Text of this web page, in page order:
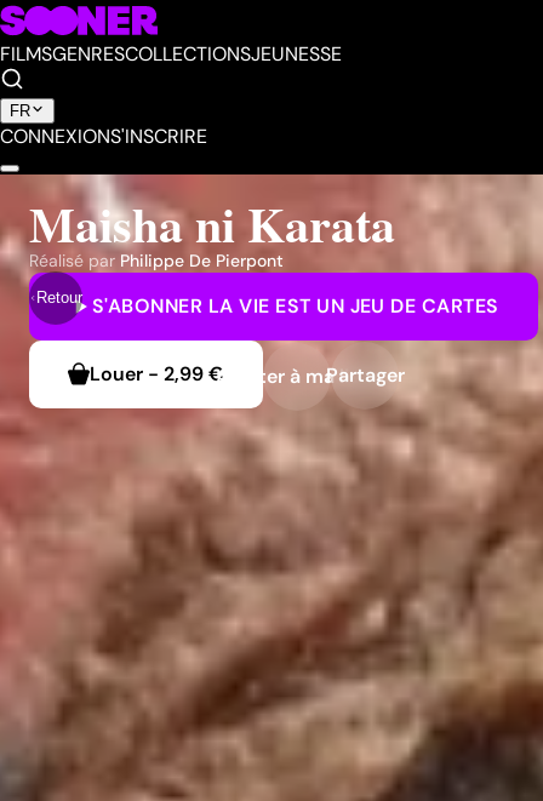
FILMSGENRESCOLLECTIONSJEUNESSE
FR
CONNEXIONS'INSCRIRE
Retour
Maisha ni Karata
Réalisé par Philippe De Pierpont
S'ABONNER LA VIE EST UN JEU DE CARTES
Louer - 2,99 €Ajouter à ma liste
Partager